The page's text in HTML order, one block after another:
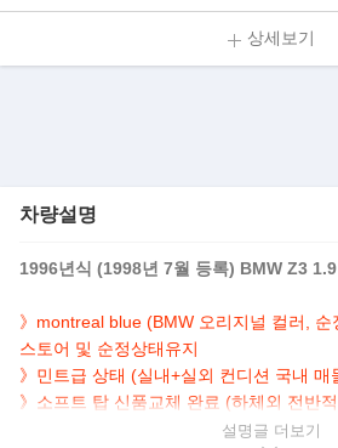
상세보기
차량설명
1996년식 (1998년 7월 등록) BMW Z3
》montreal blue (BMW 오리지널 컬러, 순
스토어 및 순정상태유지
》민트급 상태 (실내+실외 컨디션 국내 매
》소프트 탑 신품교체 완료 (하체외 전반
설명글